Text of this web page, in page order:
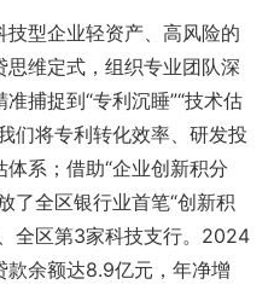
型企业轻资产、高风险的
维定式，组织专业团队深
捕捉到“专利沉睡”“技术估
们将专利转化效率、研发投
系；借助“企业创新积分
了全区银行业首笔“创新积
全区第3家科技支行。2024
余额达8.9亿元，年净增